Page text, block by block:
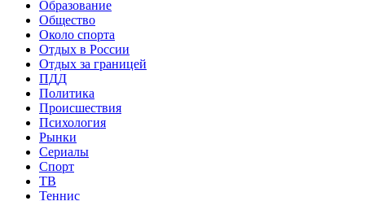
Образование
Общество
Около спорта
Отдых в России
Отдых за границей
ПДД
Политика
Происшествия
Психология
Рынки
Сериалы
Спорт
ТВ
Теннис